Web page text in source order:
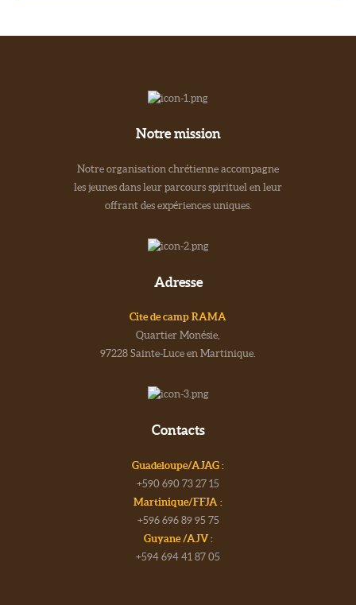
Notre mission
Notre organisation chrétienne accompagne
les jeunes dans leur parcours spirituel en leur
offrant des expériences uniques.
Adresse
Cite de camp RAMA
Quartier Monésie,
97228 Sainte-Luce en Martinique.
Contacts
Guadeloupe/AJAG :
+590 690 73 27 15
Martinique/FFJA :
+596 696 89 95 75
Guyane /AJV :
+594 694 41 87 05